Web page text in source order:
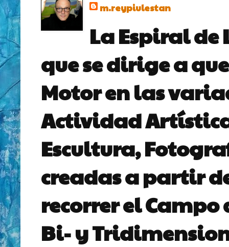
m.reypiulestan
La Espiral de
que se dirige a
Motor en las
Actividad
Escultura,
creadas a partir
recorrer el
Bi- y